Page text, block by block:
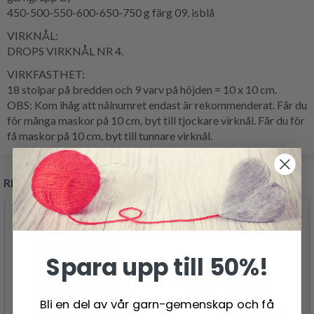
450-500-550-600-650-750 g färg 09, isblå
VIRKNÅL:
DROPS VIRKNÅL NR 4.
VIRKFASTHET:
18 stolpar på bredden och 9 varv på höjden = 10 x 10 cm.
OBS: Kom ihåg att nålnumret endast är rekommenderat. Får du
för många maskor på 10 cm, byt till tjockare virknål. Får du för
få maskor på 10 cm, byt till tunnare virknål.
RELATERADE PRODUKTER
Spara upp till 50%!
Bli en del av vår garn-gemenskap och få